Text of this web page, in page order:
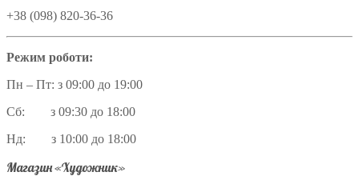
+38 (098) 820-36-36
Режим роботи:
Пн – Пт: з 09:00 до 19:00
Сб: з 09:30 до 18:00
Нд: з 10:00 до 18:00
Магазин «Художник»